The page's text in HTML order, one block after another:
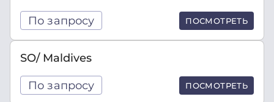
По запросу ПОСМОТРЕТЬ
SO/ Maldives
По запросу ПОСМОТРЕТЬ